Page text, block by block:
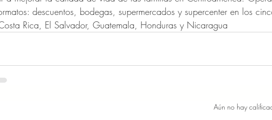
descuentos, bodegas, supermercados y supercenter en los
Rica, El Salvador, Guatemala, Honduras y Nicaragua
Obtuvo 0 de 5 estrellas.
Aún no hay